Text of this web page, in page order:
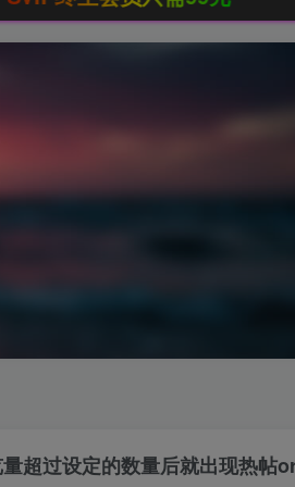
超过设定的数量后就出现热帖